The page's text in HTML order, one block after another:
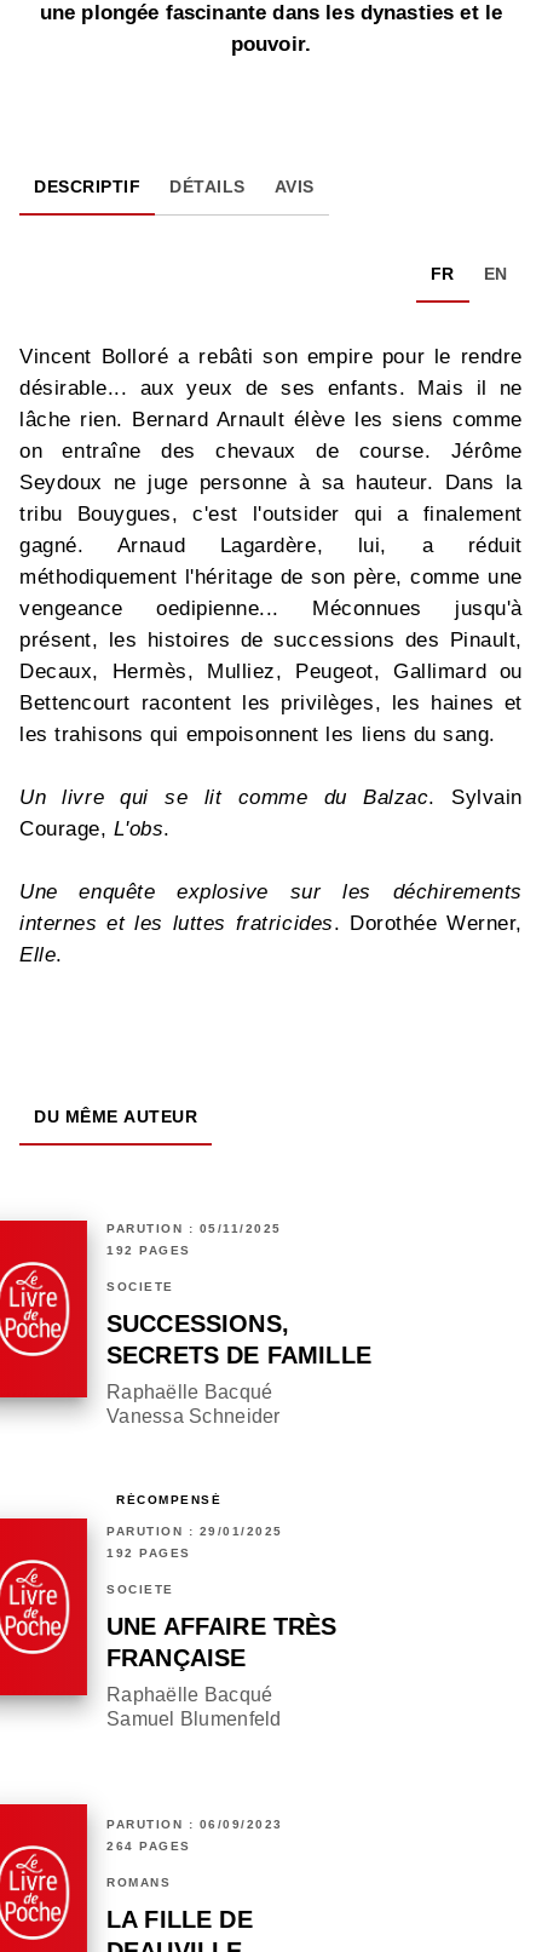
une plongée fascinante dans les dynasties et le
pouvoir.
DESCRIPTIF DÉTAILS AVIS
FR EN
Vincent Bolloré a rebâti son empire pour le rendre
désirable... aux yeux de ses enfants. Mais il ne
lâche rien. Bernard Arnault élève les siens comme
on entraîne des chevaux de course. Jérôme
Seydoux ne juge personne à sa hauteur. Dans la
tribu Bouygues, c'est l'outsider qui a finalement
gagné. Arnaud Lagardère, lui, a réduit
méthodiquement l'héritage de son père, comme une
vengeance oedipienne... Méconnues jusqu'à
présent, les histoires de successions des Pinault,
Decaux, Hermès, Mulliez, Peugeot, Gallimard ou
Bettencourt racontent les privilèges, les haines et
les trahisons qui empoisonnent les liens du sang.
Un livre qui se lit comme du Balzac. Sylvain
Courage, L'obs.
Une enquête explosive sur les déchirements
internes et les luttes fratricides. Dorothée Werner,
Elle.
DU MÊME AUTEUR
PARUTION : 05/11/2025
192 PAGES
SOCIÉTÉ
SUCCESSIONS,
SECRETS DE FAMILLE
Raphaëlle Bacqué
Vanessa Schneider
RÉCOMPENSÉ
PARUTION : 29/01/2025
192 PAGES
SOCIÉTÉ
UNE AFFAIRE TRÈS
FRANÇAISE
Raphaëlle Bacqué
Samuel Blumenfeld
PARUTION : 06/09/2023
264 PAGES
ROMANS
LA FILLE DE